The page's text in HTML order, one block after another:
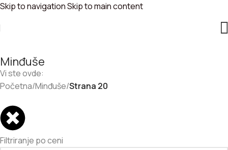
Skip to navigationSkip to main content
Minđuše
Vi ste ovde:
Početna/Minđuše/Strana 20
Filtriranje po ceni